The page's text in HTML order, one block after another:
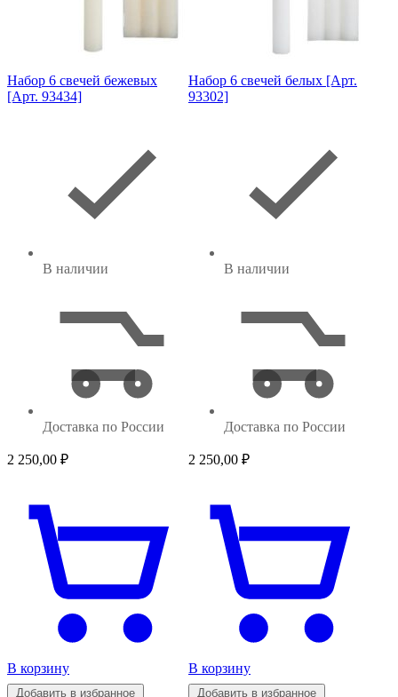
Набор 6 свечей бежевых
[Арт. 93434]
В наличии
Доставка по России
2 250,00 ₽
В корзину
Набор 6 свечей белых [Арт.
93302]
В наличии
Доставка по России
2 250,00 ₽
В корзину
Добавить в избранное Добавить в избранное